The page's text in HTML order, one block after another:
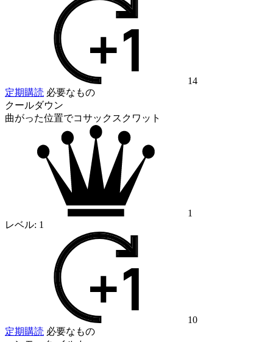
14
定期購読 必要なもの
クールダウン
曲がった位置でコサックスクワット
1
レベル: 1
10
定期購読 必要なもの